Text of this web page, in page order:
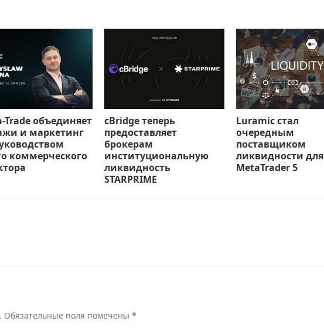
Trade объединяет
и маркетинг
коммерческого
cBridge теперь
предоставляет
брокерам
институциональную
ликвидность
STARPRIME
Luramic стал
очередным
поставщиком
ликвидности для
MetaTrader 5
Обязательные поля помечены *